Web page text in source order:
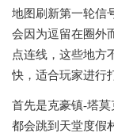
地图刷新第一轮信
会因为逗留在圈外
点连线，这些地方
快，适合玩家进行
首先是克豪镇-塔
都会跳到天堂度假